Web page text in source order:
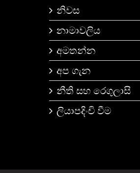
නිවස
නාමාවලිය
අමතන්න
අප ගැන
නීති සහ රෙගුලාසි
ලියාපදිංචි වීම